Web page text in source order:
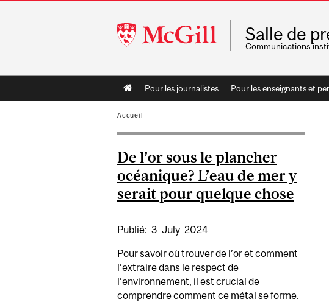
McGill
University
Salle de
Communications
Main
navigation
Pour les journalistes Pour les enseignants et
Accueil
De l’or sous le plancher
océanique? L’eau de mer y
serait pour quelque chose
Publié: 3 July 2024
Pour savoir où trouver de l’or et comment
l’extraire dans le respect de
l’environnement, il est crucial de
comprendre comment ce métal se forme.